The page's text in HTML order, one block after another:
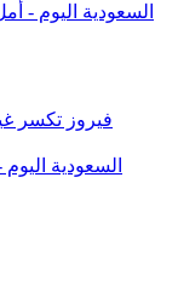
فيروز تكسر